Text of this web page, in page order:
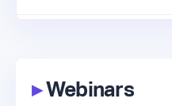
▸Webinars